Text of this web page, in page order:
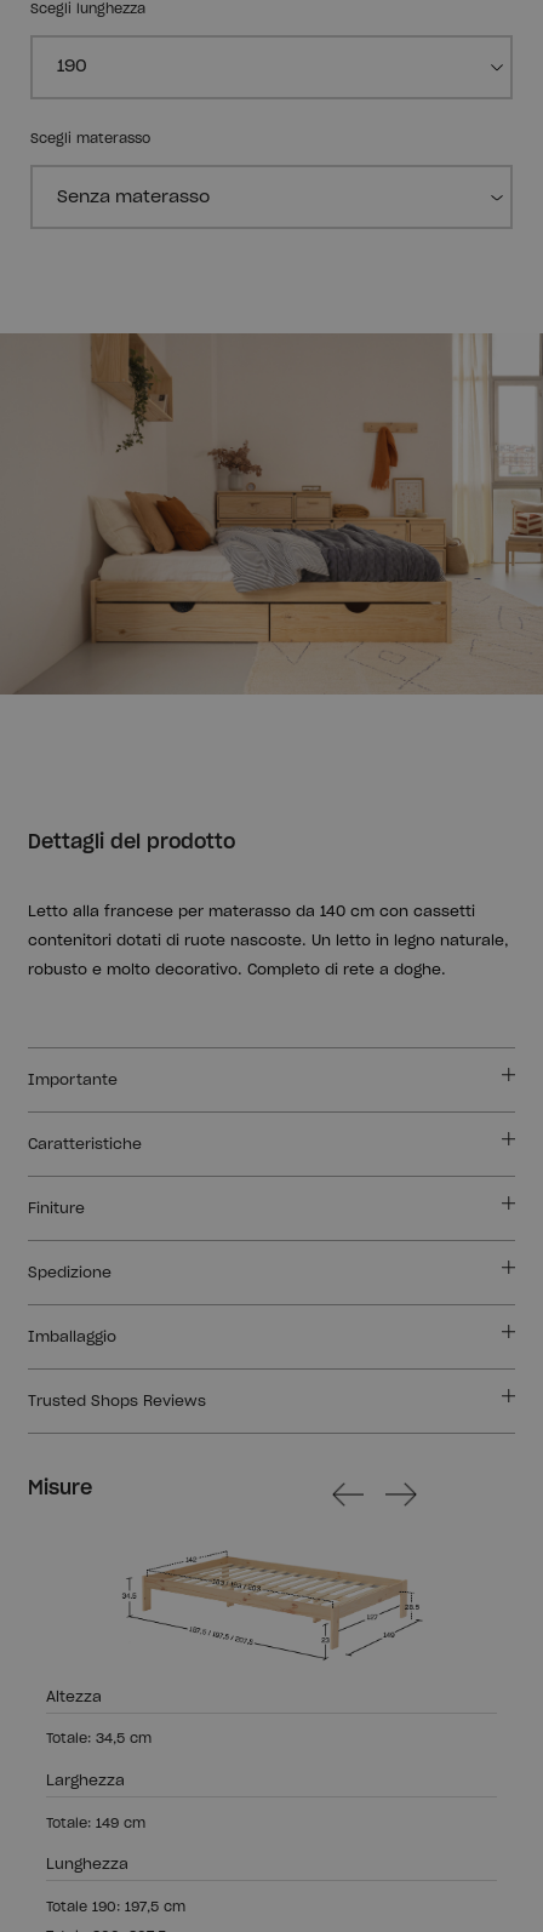
Scegli lunghezza
Scegli materasso
Misure
Altezza
Totale: 34,5 cm
Larghezza
Totale: 149 cm
Lunghezza
Totale 190: 197,5 cm
Dettagli del prodotto
Letto alla francese per materasso da 140 cm con cassetti
contenitori dotati di ruote nascoste. Un letto in legno naturale,
robusto e molto decorativo. Completo di rete a doghe.
Importante
Caratteristiche
Finiture
Spedizione
Imballaggio
Trusted Shops Reviews